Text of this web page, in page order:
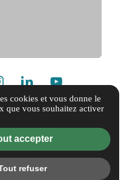
cookies et vous donne le
que vous souhaitez activer
accepter
refuser